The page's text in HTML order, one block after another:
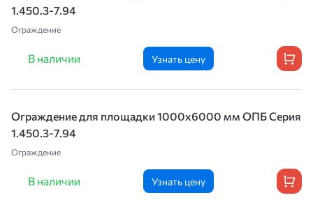
1.450.3-7.94
Ограждение
В наличии Узнать цену
Ограждение для площадки 1000х6000 мм ОПБ Серия
1.450.3-7.94
Ограждение
В наличии Узнать цену